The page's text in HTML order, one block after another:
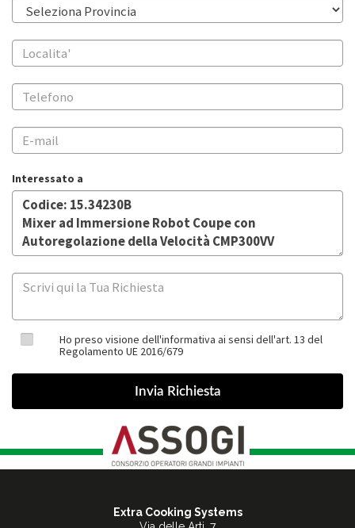
Interessato a
Ho preso visione dell'informativa ai sensi dell'art. 13 del
Regolamento UE 2016/679
Extra Cooking Systems